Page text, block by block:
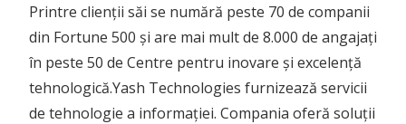
Printre clienții săi se numără peste 70 de companii
din Fortune 500 și are mai mult de 8.000 de angajați
în peste 50 de Centre pentru inovare și excelență
tehnologică.Yash Technologies furnizează servicii
de tehnologie a informației. Compania oferă soluții